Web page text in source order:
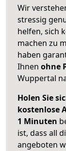
Wir
stressig
helfen, sich
machen zu
haben
Ihnen ohne
Wuppertal
Holen Sie
kostenlose
1 Minuten
ist, dass all
angeboten